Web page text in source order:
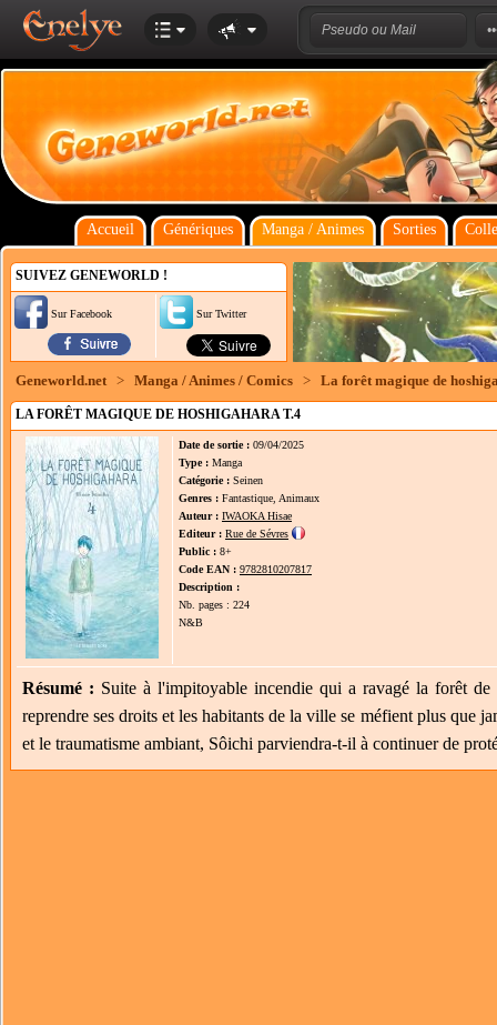
Accueil Génériques Manga / Animes Sorties
SUIVEZ GENEWORLD !
Sur Facebook Sur Twitter
Geneworld.net > Manga / Animes / Comics > La forêt magique de
LA FORÊT MAGIQUE DE HOSHIGAHARA T.4
Date de sortie : 09/04/2025
Type : Manga
Catégorie : Seinen
Genres : Fantastique, Animaux
Auteur : IWAOKA Hisae
Editeur : Rue de Sévres
Public : 8+
Code EAN : 9782810207817
Description :
Nb. pages : 224
N&B
Résumé : Suite à l'impitoyable incendie qui a ravagé la forêt
reprendre ses droits et les habitants de la ville se méfient plus que
et le traumatisme ambiant, Sôichi parviendra-t-il à continuer de